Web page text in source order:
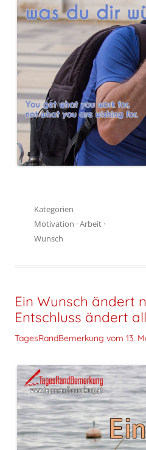
Kategorien
Motivation ·Arbeit ·
Wunsch
Ein Wunsch ändert
Entschluss ändert
TagesRandBemerkung vom 13.